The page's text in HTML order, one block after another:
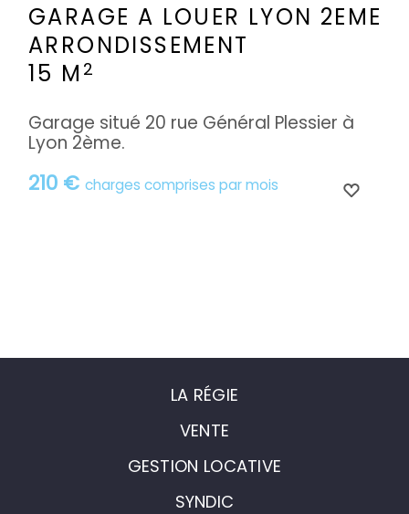
GARAGE A LOUER LYON 2EME
ARRONDISSEMENT
15 M 2
210 € charges comprises par mois
Garage situé 20 rue Général Plessier à
Lyon 2ème.
LA RÉGIE
VENTE
GESTION LOCATIVE
SYNDIC